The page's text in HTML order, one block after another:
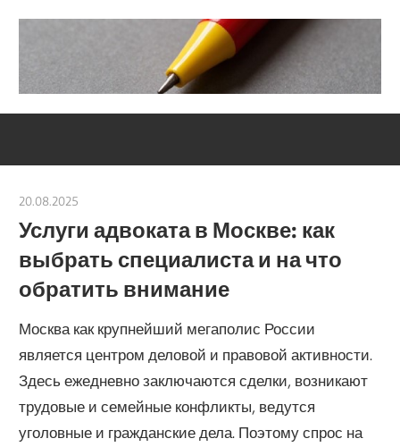
20.08.2025
Услуги адвоката в Москве: как
выбрать специалиста и на что
обратить внимание
Москва как крупнейший мегаполис России
является центром деловой и правовой активности.
Здесь ежедневно заключаются сделки, возникают
трудовые и семейные конфликты, ведутся
уголовные и гражданские дела. Поэтому спрос на